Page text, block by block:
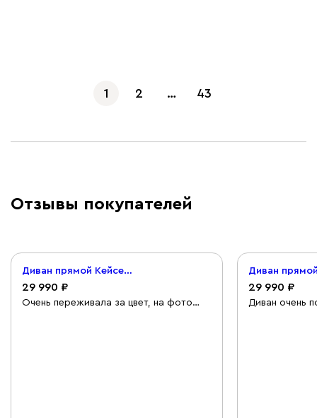
1 2 … 43
Отзывы покупателей
Диван прямой Кейсес 120 Велюр Терракотовый
29 990
Очень переживала за цвет, на фото
29 990
Диван очень